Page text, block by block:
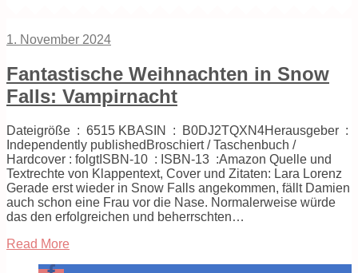
1. November 2024
Fantastische Weihnachten in Snow
Falls: Vampirnacht
Dateigröße ‏ : ‎ 6515 KBASIN ‏ : ‎ B0DJ2TQXN4Herausgeber ‏ :
Independently publishedBroschiert ‏/ Taschenbuch /
Hardcover : folgtISBN-10 ‏ : ISBN-13 ‏ :Amazon Quelle und
Textrechte von Klappentext, Cover und Zitaten: Lara Lorenz
Gerade erst wieder in Snow Falls angekommen, fällt Damien
auch schon eine Frau vor die Nase. Normalerweise würde
das den erfolgreichen und beherrschten…
Read More